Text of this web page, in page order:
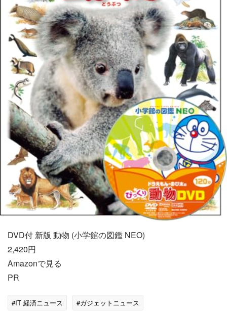
DVD付 新版 動物 (小学館の図鑑 NEO)
2,420円
Amazonで見る
PR
#IT 経済ニュース #ガジェットニュース